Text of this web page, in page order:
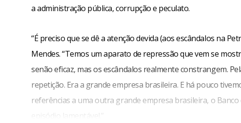
a administração pública, corrupção e peculato.
“É preciso que se dê a atenção devida (aos escândalos na
Mendes. “Temos um aparato de repressão que vem se
senão eficaz, mas os escândalos realmente constrangem.
repetição. Era a grande empresa brasileira. E há pouco
referências a uma outra grande empresa brasileira, o
episódio lamentável.”